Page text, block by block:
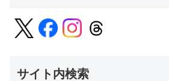
サイト内検索